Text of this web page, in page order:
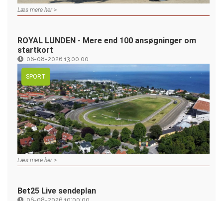
Læs mere her >
ROYAL LUNDEN - Mere end 100 ansøgninger om
startkort
06-08-2026 13:00:00
SPORT
Læs mere her >
Bet25 Live sendeplan